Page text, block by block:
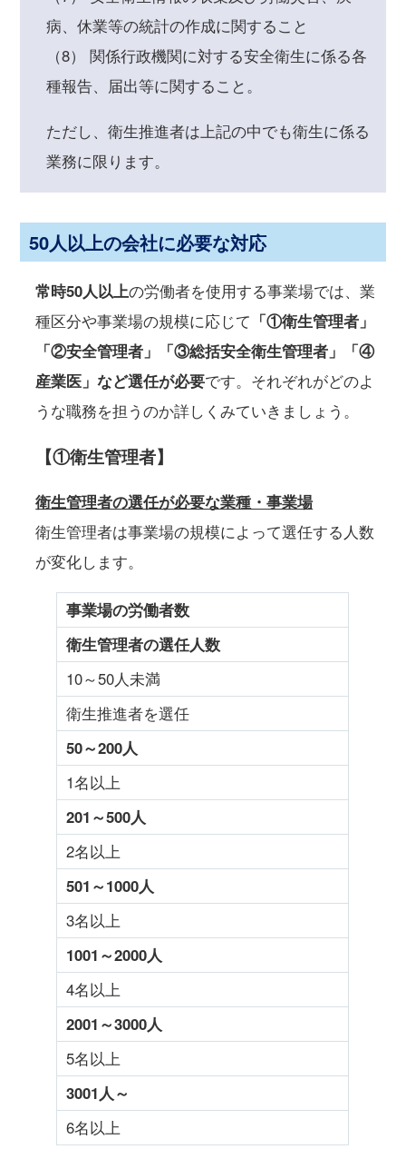
病、休業等の統計の作成に関すること
（8） 関係行政機関に対する安全衛生に係る各
種報告、届出等に関すること。
ただし、衛生推進者は上記の中でも衛生に係る
業務に限ります。
50人以上の会社に必要な対応
常時50人以上の労働者を使用する事業場では、業
種区分や事業場の規模に応じて 「①衛生管理者」
「②安全管理者」「③総括安全衛生管理者」「④
産業医」など選任が必要です。それぞれがどのよ
うな職務を担うのか詳しくみていきましょう。
【①衛生管理者】
衛生管理者の選任が必要な業種・事業場
衛生管理者は事業場の規模によって選任する人数
が変化します。
事業場の労働者数
衛生管理者の選任人数
10～50人未満
衛生推進者を選任
50～200人
1名以上
201 ～500人
2名以上
501 ～1000人
3名以上
1001 ～2000人
4名以上
2001 ～3000人
5名以上
3001人～
6名以上